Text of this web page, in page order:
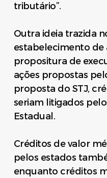
tributário”.
Outra ideia trazida
estabelecimento de
propositura de
ações propostas
proposta do STJ,
seriam litigados
Estadual.
Créditos de valor
pelos estados
enquanto créditos